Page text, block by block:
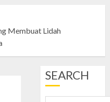
Membuat Lidah
SEARCH